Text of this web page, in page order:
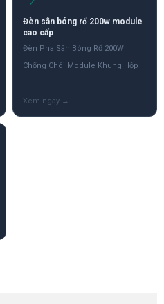
✓
Đèn sân bóng rổ 200w module
cao cấp
Đèn Pha Sân Bóng Rổ 200W
Chống Chói Module Khung Hộp